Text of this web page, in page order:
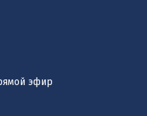
эфир